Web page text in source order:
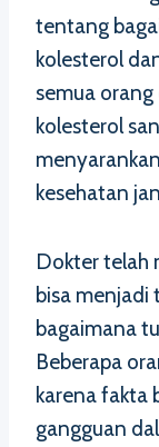
tentang
kolesterol
semua
kolesterol
kesehatan
Dokter telah
bisa
bagaimana
Beberapa
karena fakta
gangguan